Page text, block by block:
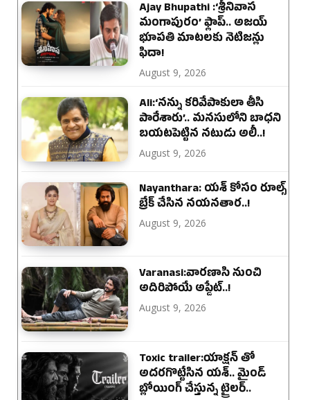
Ajay Bhupathi :‘శ్రీనివాస
మంగాపురం’ ఫ్లాప్.. అజయ్
భూపతి మాటలకు నెటిజన్లు
ఫిదా!
August 9, 2026
Ali:‘నన్ను కరివేపాకులా తీసి
పారేశారు’.. మనసులోని బాధని
బయటపెట్టిన నటుడు అలీ..!
August 9, 2026
Nayanthara: యశ్ కోసం రూల్స్
బ్రేక్ చేసిన నయనతార..!
August 9, 2026
Varanasi:వారణాసి నుంచి
అదిరిపోయే అప్డేట్..!
August 9, 2026
Toxic trailer:యాక్షన్ తో
అదరగొట్టేసిన యశ్.. మైండ్
బ్లోయింగ్ చేస్తున్న ట్రైలర్..